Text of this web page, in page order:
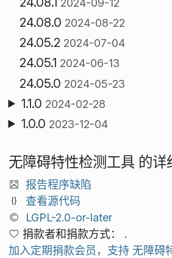
2024-09-12
24.08.0 2024-08-22
24.05.2 2024-07-04
24.05.1 2024-06-13
24.05.0 2024-05-23
1.1.0 2024-02-28
1.0.0 2023-12-04
无障碍特性检测工具 的详
报告程序缺陷
查看源代码
LGPL-2.0-or-later
捐款者和捐款方式： .
加入定期捐款会员，支持 无障碍